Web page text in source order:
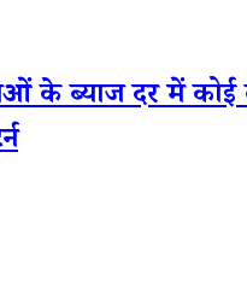
ब्याज दर में कोई